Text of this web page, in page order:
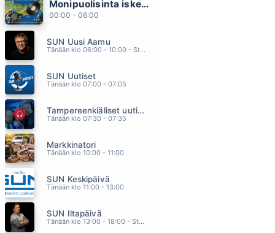
JOS VOISIT OLLA
SUN VAIN
BEST
PARATIISIIN
Monipuolisinta iskelmää ja parasta poppia
00:00 - 06:00
SUN Uusi Aamu
Tänään klo 06:00 - 10:00 - Studiossa: Kimmo Hoivassilta
SUN Uutiset
Tänään klo 07:00 - 07:05
Tampereenkiäliset uutiset
Tänään klo 07:30 - 07:35
Markkinatori
Tänään klo 10:00 - 11:00
SUN Keskipäivä
Tänään klo 11:00 - 13:00
SUN Iltapäivä
Tänään klo 13:00 - 18:00 - Studiossa: Kaisu Lämsä